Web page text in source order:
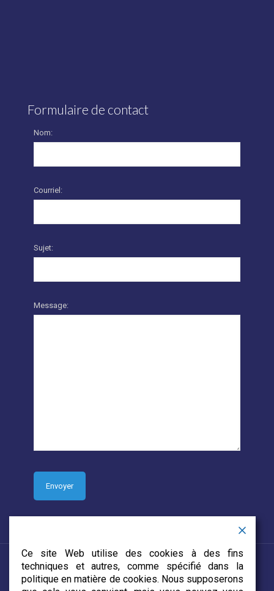
Formulaire de contact
Nom:
Courriel:
Sujet:
Message:
Ce site Web utilise des cookies à des fins
techniques et autres, comme spécifié dans la
politique en matière de cookies. Nous supposerons